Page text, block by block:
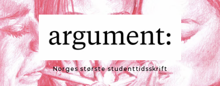
Skip to content
Norges største studenttidsskrift